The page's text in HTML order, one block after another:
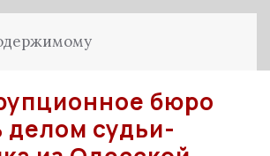
бюро
делом судьи-